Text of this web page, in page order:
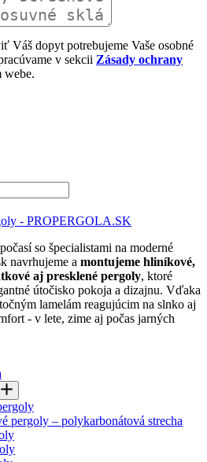
Váš dopyt potrebujeme Vaše osobné
v sekcii Zásady ochrany
webe.
so špecialistami na moderné
navrhujeme a montujeme hliníkové,
aj presklené pergoly, ktoré
útočisko pokoja a dizajnu. Vďaka
lamelám reagujúcim na slnko aj
- v lete, zime aj počas jarných
pergoly – polykarbonátová strecha